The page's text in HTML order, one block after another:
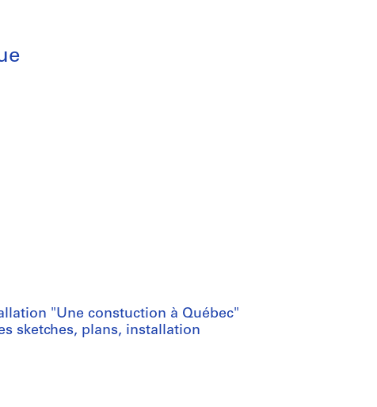
"Une constuction à Québec"
sketches, plans, installation